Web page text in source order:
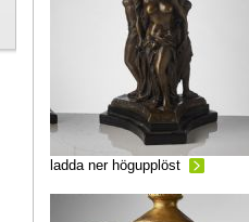
ladda ner högupplöst